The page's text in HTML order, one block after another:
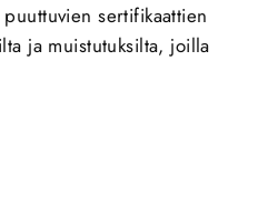
sertifikaattien
ja muistutuksilta, joilla